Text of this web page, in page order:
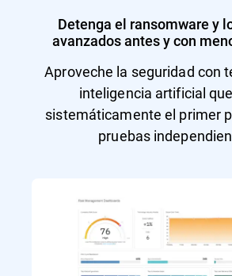
Detenga el ransomware y
avanzados antes y con
Aproveche la seguridad con
inteligencia artificial
sistemáticamente el primer
pruebas